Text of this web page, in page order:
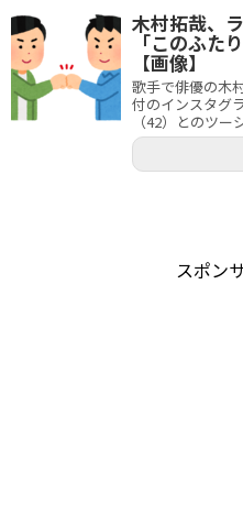
木村拓哉、
「このふた
【画像】
歌手で俳優の木
付のインスタグ
（42）とのツ
スポン